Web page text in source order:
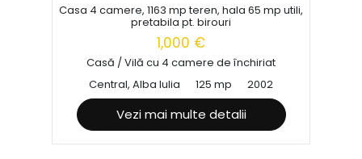
Casa 4 camere, 1163 mp teren, hala 65 mp utili,
pretabila pt. birouri
1,000 €
Casă / Vilă cu 4 camere de închiriat
Central, Alba Iulia
125 mp 2002
Vezi mai multe detalii